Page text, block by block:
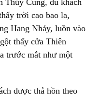
trời cao bao la,
Hang Nhảy, luồn vào
thấy cửa Thiên
trước mắt như một
được thả hồn theo